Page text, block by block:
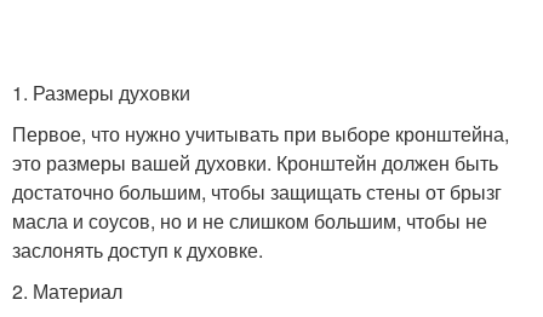
1. Размеры духовки
Первое, что нужно учитывать при выборе кронштейна,
это размеры вашей духовки. Кронштейн должен быть
достаточно большим, чтобы защищать стены от брызг
масла и соусов, но и не слишком большим, чтобы не
заслонять доступ к духовке.
2. Материал